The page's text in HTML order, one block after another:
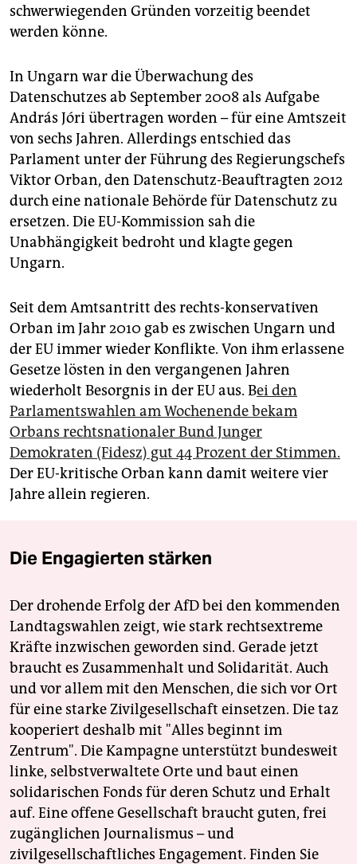
schwerwiegenden Gründen vorzeitig beendet
werden könne.
In Ungarn war die Überwachung des
Datenschutzes ab September 2008 als Aufgabe
András Jóri übertragen worden – für eine Amtszeit
von sechs Jahren. Allerdings entschied das
Parlament unter der Führung des Regierungschefs
Viktor Orban, den Datenschutz-Beauftragten 2012
durch eine nationale Behörde für Datenschutz zu
ersetzen. Die EU-Kommission sah die
Unabhängigkeit bedroht und klagte gegen
Ungarn.
Seit dem Amtsantritt des rechts-konservativen
Orban im Jahr 2010 gab es zwischen Ungarn und
der EU immer wieder Konflikte. Von ihm erlassene
Gesetze lösten in den vergangenen Jahren
wiederholt Besorgnis in der EU aus. Bei den
Parlamentswahlen am Wochenende bekam
Orbans rechtsnationaler Bund Junger
Demokraten (Fidesz) gut 44 Prozent der Stimmen.
Der EU-kritische Orban kann damit weitere vier
Jahre allein regieren.
Die Engagierten stärken
Der drohende Erfolg der AfD bei den kommenden
Landtagswahlen zeigt, wie stark rechtsextreme
Kräfte inzwischen geworden sind. Gerade jetzt
braucht es Zusammenhalt und Solidarität. Auch
und vor allem mit den Menschen, die sich vor Ort
für eine starke Zivilgesellschaft einsetzen. Die taz
kooperiert deshalb mit "Alles beginnt im
Zentrum". Die Kampagne unterstützt bundesweit
linke, selbstverwaltete Orte und baut einen
solidarischen Fonds für deren Schutz und Erhalt
auf. Eine offene Gesellschaft braucht guten, frei
zugänglichen Journalismus – und
zivilgesellschaftliches Engagement. Finden Sie